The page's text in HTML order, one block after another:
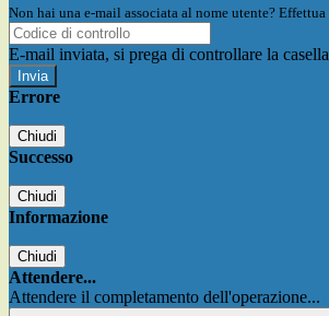
Non hai una e-mail associata al nome utente?
E-mail inviata, si prega di controllare la
Errore
Chiudi
Successo
Chiudi
Informazione
Chiudi
Attendere...
Attendere il completamento dell'operazione...